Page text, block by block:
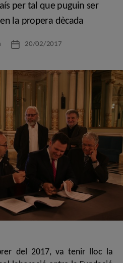
per tal que puguin ser
la propera dècada
Data20/02/2017
del 2017, va tenir lloc la